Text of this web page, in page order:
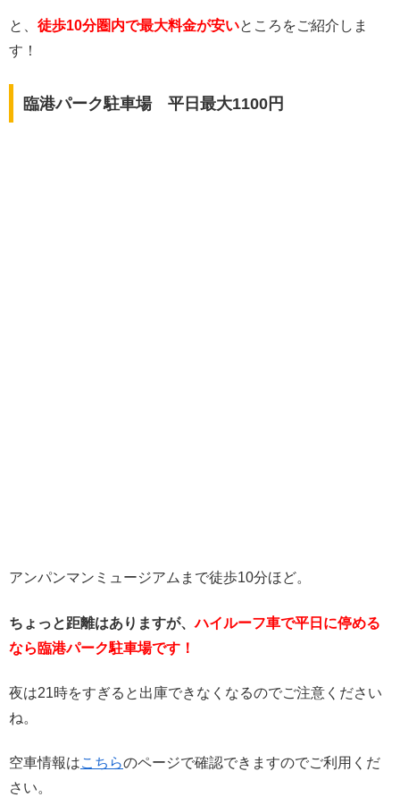
と、 徒歩10分圏内で最大料金が安いところをご紹介しま
す！
臨港パーク駐車場 平日最大1100円
アンパンマンミュージアムまで徒歩10分ほど。
ちょっと距離はありますが、ハイルーフ車で平日に停める
なら臨港パーク駐車場です！
夜は21時をすぎると出庫できなくなるのでご注意ください
ね。
空車情報はこちらのページで確認できますのでご利用くだ
さい。